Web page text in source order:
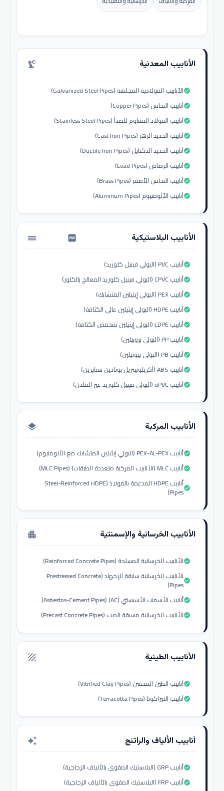
الأنابيب المعدنية precision_manufacturing
الأنابيب الفولاذية المجلفنة (Galvanized Steel Pipes)check_circle
أنابيب النحاس (Copper Pipes)check_circle
أنابيب الفولاذ المقاوم للصدأ (Stainless Steel Pipes)check_circle
أنابيب الحديد الزهر (Cast Iron Pipes)check_circle
أنابيب الحديد الدكتايل (Ductile Iron Pipes)check_circle
أنابيب الرصاص (Lead Pipes)check_circle
أنابيب النحاس الأصفر (Brass Pipes)check_circle
أنابيب الألومنيوم (Aluminum Pipes)check_circle
الأنابيب البلاستيكية water_pump
أنابيب PVC (البولي فينيل كلوريد)check_circle
أنابيب CPVC (البولي فينيل كلوريد المعالج بالكلور)check_circle
أنابيب PEX (البولي إيثيلين المتشابك)check_circle
أنابيب HDPE (البولي إيثيلين عالي الكثافة)check_circle
أنابيب LDPE (البولي إيثيلين منخفض الكثافة)check_circle
أنابيب PP (البولي بروبيلين)check_circle
أنابيب PB (البولي بيوتيلين)check_circle
أنابيب ABS (أكريلونيتريل بوتادين ستايرين)check_circle
أنابيب uPVC (البولي فينيل كلوريد غير الملدن)check_circle
الأنابيب المركبة layers
أنابيب PEX-AL-PEX (البولي إيثيلين المتشابك مع الألومنيوم)check_circle
أنابيب MLC (الأنابيب المركبة متعددة الطبقات) (MLC Pipes)check_circle
أنابيب HDPE المدعمة بالفولاذ (Steel-Reinforced HDPE
Pipes)check_circle
الأنابيب الخرسانية والإسمنتية apartment
الأنابيب الخرسانية المسلحة (Reinforced Concrete Pipes)check_circle
الأنابيب الخرسانية سابقة الإجهاد (Prestressed Concrete
Pipes)check_circle
أنابيب الأسمنت الأسبستي (AC) (Asbestos-Cement Pipes)check_circle
الأنابيب الخرسانية مسبقة الصب (Precast Concrete Pipes)check_circle
الأنابيب الطينية texture
أنابيب الطين المحسن (Vitrified Clay Pipes)check_circle
أنابيب التيراكوتا (Terracotta Pipes)check_circle
أنابيب الألياف والراتنج auto_awesome
أنابيب GRP (البلاستيك المقوى بالألياف الزجاجية)check_circle
أنابيب FRP (البلاستيك المقوى بالألياف الزجاجية)check_circle